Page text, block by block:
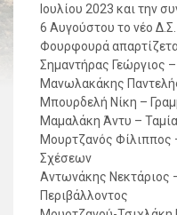
Ιουλίου 2023 και την
6 Αυγούστου το νέο
Φουρφουρά
Σημαντήρας Γεώργιος
Μανωλακάκης
Μπουρδελή Νίκη –
Μαμαλάκη Άντυ –
Μουρτζανός
Σχέσεων
Αντωνάκης Νεκτάριος
Περιβάλλοντος